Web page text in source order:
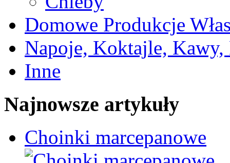
Domowe Produkcje
Napoje, Koktajle, Kawy,
Inne
Najnowsze artykuły
Choinki marcepanowe